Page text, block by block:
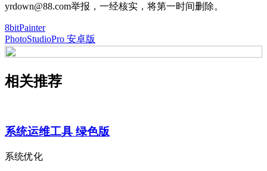
yrdown@88.com举报，一经核实，将第一时间删除。
8bitPainter
PhotoStudioPro 安卓版
相关推荐
系统运维工具 绿色版
系统优化